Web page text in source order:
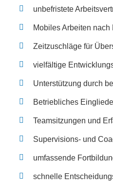
unbe­fris­te­te
Mobi­les Arbei­ten nach
Zeit­zu­schlä­ge für
viel­fäl­ti­ge
Unter­stüt­zung durch
Betrieb­li­ches
Team­sit­zun­gen und
Super­vi­si­ons- und
umfas­sen­de
schnel­le